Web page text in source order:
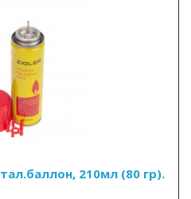
210мл (80 гр).